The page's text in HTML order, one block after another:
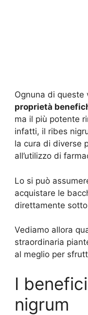
Ognuna di queste
proprietà
ma il più potente
infatti, il ribes
la cura di diverse
all’utilizzo di
Lo si può
acquistare le
direttamente
Vediamo allora
straordinaria
al meglio per
I
nigrum